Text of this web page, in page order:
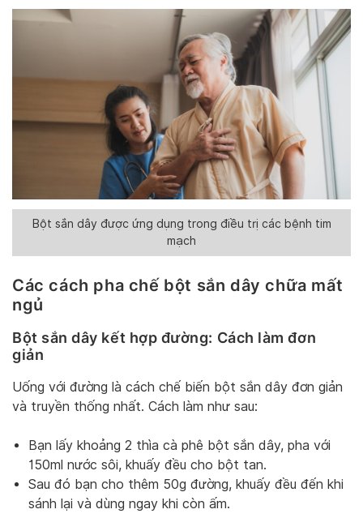
Bột sắn dây được ứng dụng trong điều trị các bệnh tim
mạch
Các cách pha chế bột sắn dây chữa mất
ngủ
Bột sắn dây kết hợp đường: Cách làm đơn
giản
Uống với đường là cách chế biến bột sắn dây đơn giản
và truyền thống nhất. Cách làm như sau:
Bạn lấy khoảng 2 thìa cà phê bột sắn dây, pha với
150ml nước sôi, khuấy đều cho bột tan.
Sau đó bạn cho thêm 50g đường, khuấy đều đến khi
sánh lại và dùng ngay khi còn ấm.